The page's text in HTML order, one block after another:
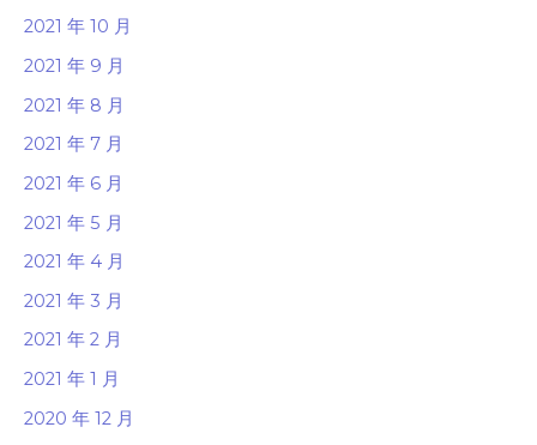
2021 年 10 月
2021 年 9 月
2021 年 8 月
2021 年 7 月
2021 年 6 月
2021 年 5 月
2021 年 4 月
2021 年 3 月
2021 年 2 月
2021 年 1 月
2020 年 12 月